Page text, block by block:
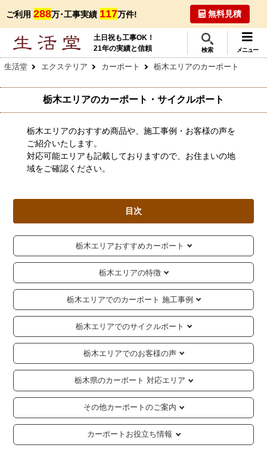
ご利用 288万･工事実績 117万件! 無料見積
土日祝も工事OK！
21年の実績と信頼
検索 メニュー
生活堂 エクステリア カーポート 栃木エリアのカーポート
栃木エリアのカーポート・サイクルポート
栃木エリアのおすすめ商品や、施工事例・お客様の声を
ご紹介いたします。
対応可能エリアも記載しておりますので、お住まいの地
域をご確認ください。
目次
栃木エリアおすすめカーポート
栃木エリアの特徴
栃木エリアでのカーポート 施工事例
栃木エリアでのサイクルポート
栃木エリアでのお客様の声
栃木県のカーポート 対応エリア
その他カーポートのご案内
カーポートお役立ち情報